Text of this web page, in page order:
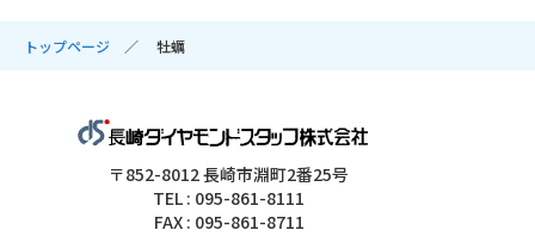
トップページ 牡蠣
〒852-8012 長崎市淵町2番25号
TEL : 095-861-8111
FAX : 095-861-8711